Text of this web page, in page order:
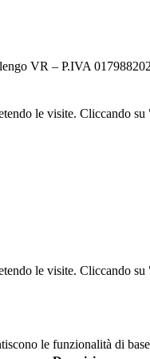
VR – P.IVA
le visite. Cliccando
le visite. Cliccando
le funzionalità di